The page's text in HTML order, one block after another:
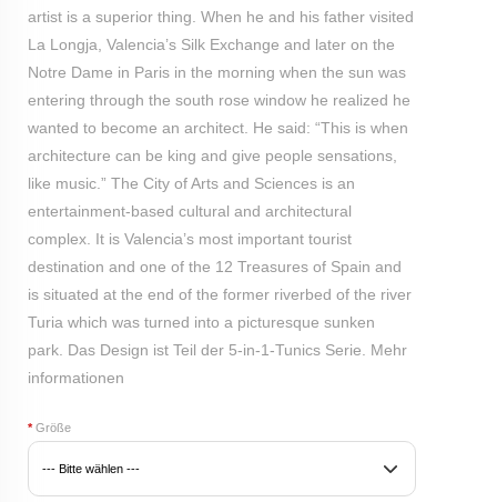
artist is a superior thing. When he and his father visited
La Longja, Valencia’s Silk Exchange and later on the
Notre Dame in Paris in the morning when the sun was
entering through the south rose window he realized he
wanted to become an architect. He said: “This is when
architecture can be king and give people sensations,
like music.” The City of Arts and Sciences is an
entertainment-based cultural and architectural
complex. It is Valencia’s most important tourist
destination and one of the 12 Treasures of Spain and
is situated at the end of the former riverbed of the river
Turia which was turned into a picturesque sunken
park. Das Design ist Teil der 5-in-1-Tunics Serie. Mehr
informationen
*Größe